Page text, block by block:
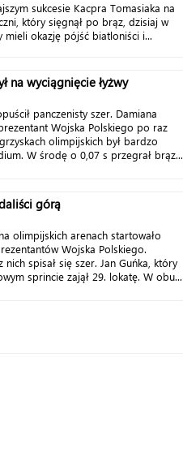
sukcesie Kacpra Tomasiaka na
który sięgnął po brąz, dzisiaj w
mieli okazję pójść biatloniści i...
na wyciągnięcie łyżwy
panczenisty szer. Damiana
Wojska Polskiego po raz
olimpijskich był bardzo
W środę o 0,07 s przegrał brąz...
górą
olimpijskich arenach startowało
Wojska Polskiego.
nich spisał się szer. Jan Guńka, który
sprincie zajął 29. lokatę. W obu...